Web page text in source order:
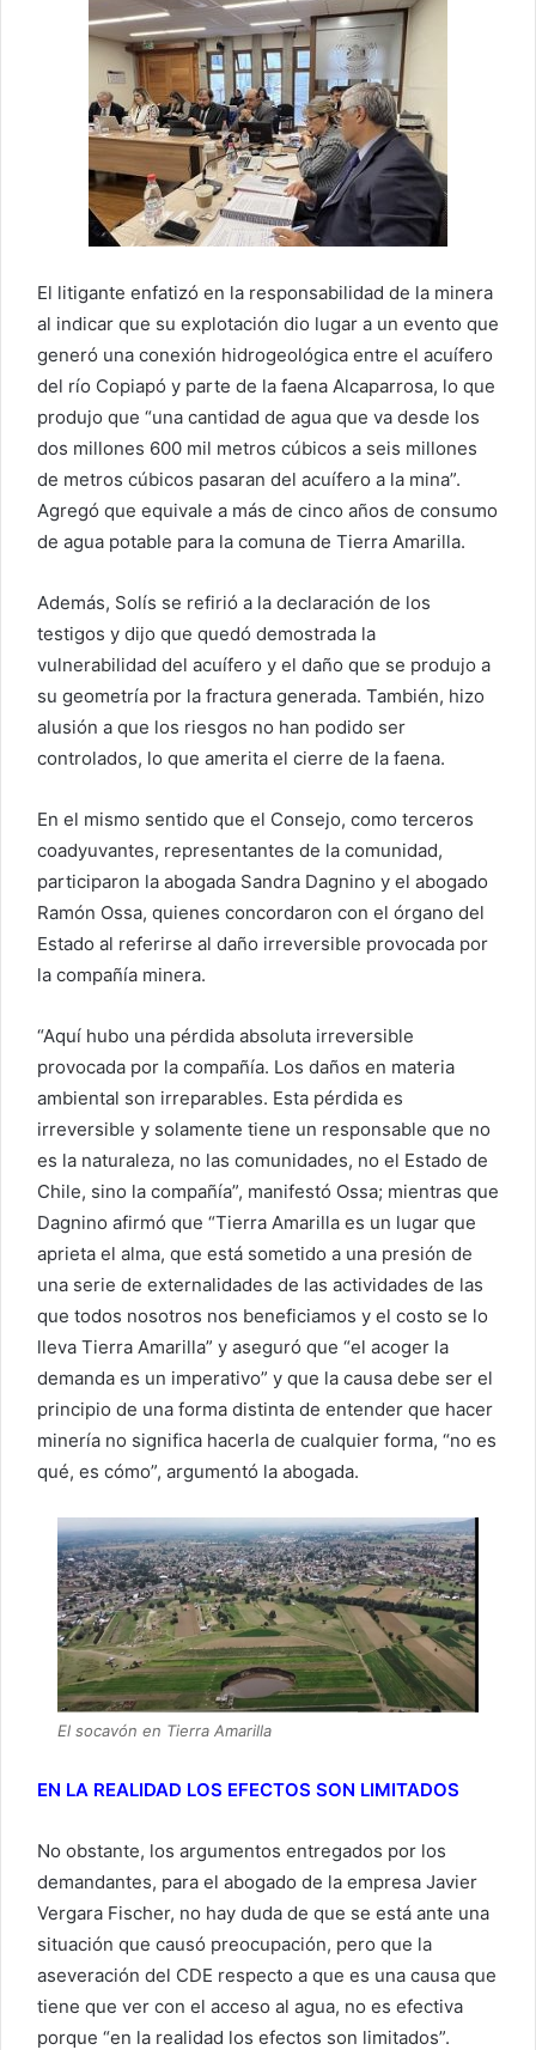
El litigante enfatizó en la responsabilidad de la minera
al indicar que su explotación dio lugar a un evento que
generó una conexión hidrogeológica entre el acuífero
del río Copiapó y parte de la faena Alcaparrosa, lo que
produjo que “una cantidad de agua que va desde los
dos millones 600 mil metros cúbicos a seis millones
de metros cúbicos pasaran del acuífero a la mina”.
Agregó que equivale a más de cinco años de consumo
de agua potable para la comuna de Tierra Amarilla.
Además, Solís se refirió a la declaración de los
testigos y dijo que quedó demostrada la
vulnerabilidad del acuífero y el daño que se produjo a
su geometría por la fractura generada. También, hizo
alusión a que los riesgos no han podido ser
controlados, lo que amerita el cierre de la faena.
En el mismo sentido que el Consejo, como terceros
coadyuvantes, representantes de la comunidad,
participaron la abogada Sandra Dagnino y el abogado
Ramón Ossa, quienes concordaron con el órgano del
Estado al referirse al daño irreversible provocada por
la compañía minera.
“Aquí hubo una pérdida absoluta irreversible
provocada por la compañía. Los daños en materia
ambiental son irreparables. Esta pérdida es
irreversible y solamente tiene un responsable que no
es la naturaleza, no las comunidades, no el Estado de
Chile, sino la compañía”, manifestó Ossa; mientras que
Dagnino afirmó que “Tierra Amarilla es un lugar que
aprieta el alma, que está sometido a una presión de
una serie de externalidades de las actividades de las
que todos nosotros nos beneficiamos y el costo se lo
lleva Tierra Amarilla” y aseguró que “el acoger la
demanda es un imperativo” y que la causa debe ser el
principio de una forma distinta de entender que hacer
minería no significa hacerla de cualquier forma, “no es
qué, es cómo”, argumentó la abogada.
El socavón en Tierra Amarilla
EN LA REALIDAD LOS EFECTOS SON LIMITADOS
No obstante, los argumentos entregados por los
demandantes, para el abogado de la empresa Javier
Vergara Fischer, no hay duda de que se está ante una
situación que causó preocupación, pero que la
aseveración del CDE respecto a que es una causa que
tiene que ver con el acceso al agua, no es efectiva
porque “en la realidad los efectos son limitados”.